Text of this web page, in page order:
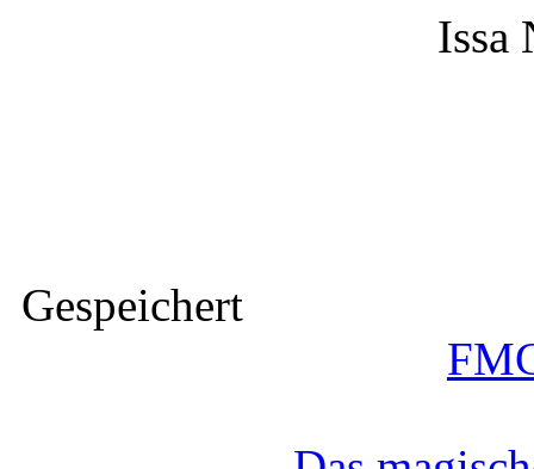
Issa
Gespeichert